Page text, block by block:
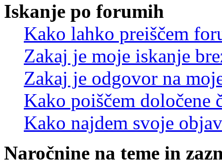
Iskanje po forumih
Kako lahko preiščem
Zakaj je moje iskanje
Zakaj je odgovor na
Kako poiščem določene
Kako najdem svoje
Naročnine na teme in